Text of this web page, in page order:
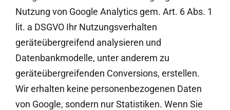
Nutzung von Google Analytics gem. Art. 6 Abs. 1
lit. a DSGVO Ihr Nutzungsverhalten
geräteübergreifend analysieren und
Datenbankmodelle, unter anderem zu
geräteübergreifenden Conversions, erstellen.
Wir erhalten keine personenbezogenen Daten
von Google, sondern nur Statistiken. Wenn Sie